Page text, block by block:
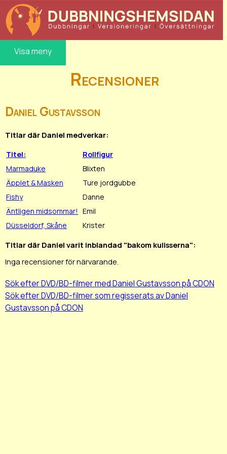
Visa meny
Recensioner
Daniel Gustavsson
Titlar där Daniel medverkar:
Titel:
Rollfigur
Marmaduke
Blixten
Äpplet & Masken
Ture jordgubbe
Fishy
Danne
Äntligen midsommar! Emil
Düsseldorf, Skåne
Krister
Titlar där Daniel varit inblandad "bakom kulisserna":
Inga recensioner för närvarande.
Sök efter DVD/BD-filmer med Daniel Gustavsson på CDON
Sök efter DVD/BD-filmer som regisserats av Daniel
Gustavsson på CDON